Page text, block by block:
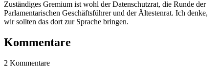
Zuständiges Gremium ist wohl der Datenschutzrat, die Runde der
Parlamentarischen Geschäftsführer und der Ältestenrat. Ich denke,
wir sollten das dort zur Sprache bringen.
Kommentare
2 Kommentare